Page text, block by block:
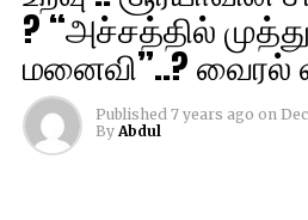
? “அச்சத்தில்
மனைவி”..? வைரல்
Published 7 years ago on
By Abdul